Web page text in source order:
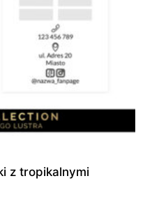
z tropikalnymi